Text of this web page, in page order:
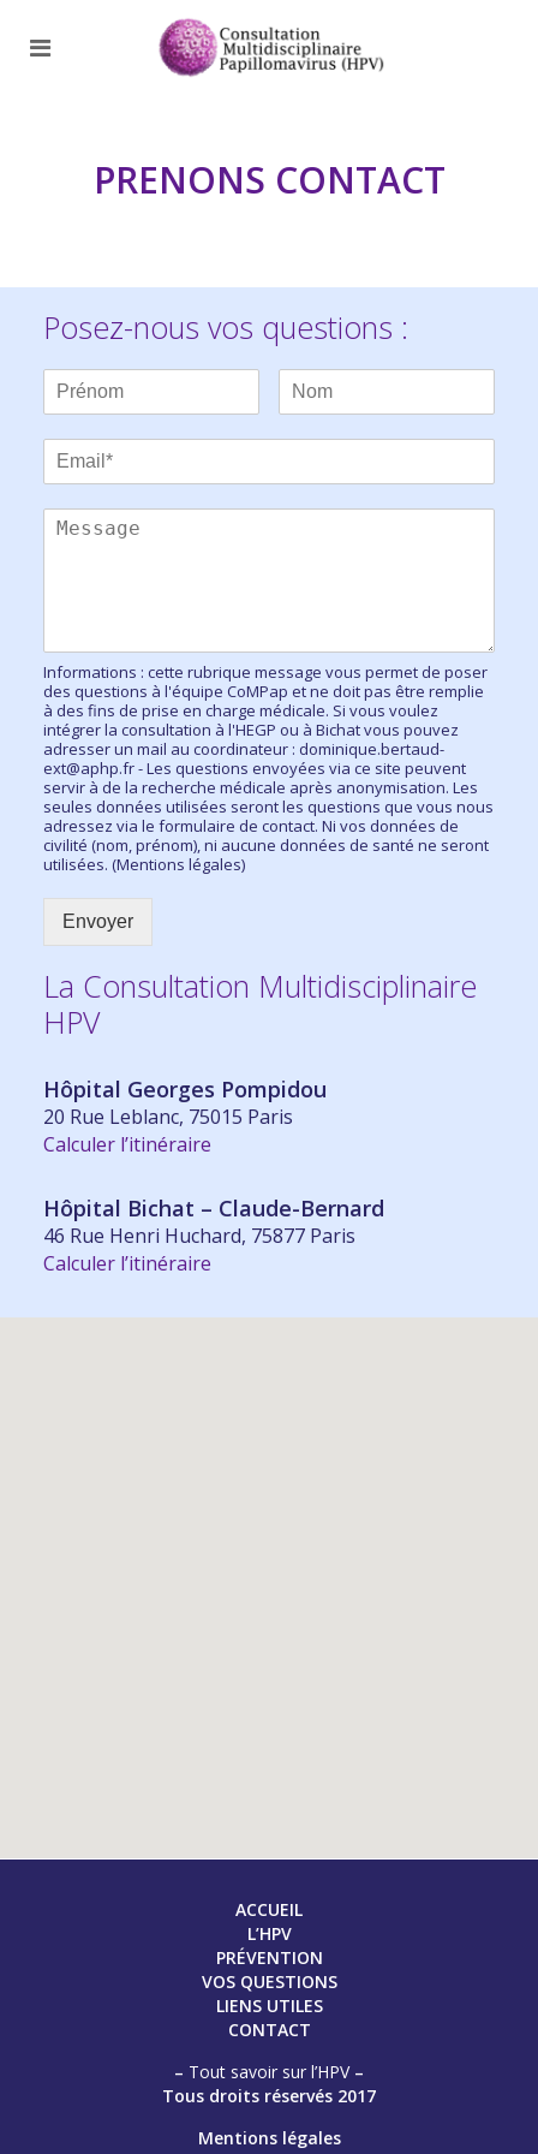
PRENONS CONTACT
Posez-nous vos questions :
Informations : cette rubrique message vous permet de poser
des questions à l'équipe CoMPap et ne doit pas être remplie
à des fins de prise en charge médicale. Si vous voulez
intégrer la consultation à l'HEGP ou à Bichat vous pouvez
adresser un mail au coordinateur : dominique.bertaud-
ext@aphp.fr - Les questions envoyées via ce site peuvent
servir à de la recherche médicale après anonymisation. Les
seules données utilisées seront les questions que vous nous
adressez via le formulaire de contact. Ni vos données de
civilité (nom, prénom), ni aucune données de santé ne seront
utilisées. (Mentions légales)
Envoyer
La Consultation Multidisciplinaire
HPV
Hôpital Georges Pompidou
20 Rue Leblanc, 75015 Paris
Calculer l’itinéraire
Hôpital Bichat – Claude-Bernard
46 Rue Henri Huchard, 75877 Paris
Calculer l’itinéraire
ACCUEIL
L’HPV
PRÉVENTION
VOS QUESTIONS
LIENS UTILES
CONTACT
– Tout savoir sur l’HPV–
Tous droits réservés 2017
Mentions légales